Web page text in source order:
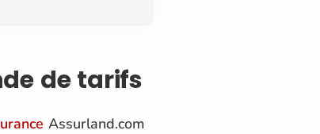
de tarifs
Assurland.com